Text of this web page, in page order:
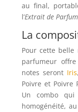
au final,
l’Extrait de Parfum
La
Pour cette
parfumeur
notes seront Iris
Poivre et Poivre
Un combo
homogénéité,